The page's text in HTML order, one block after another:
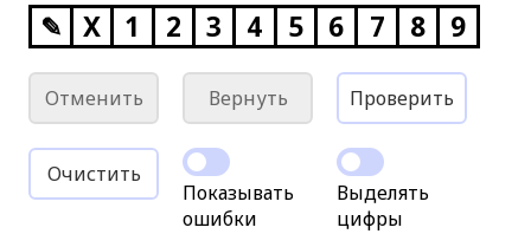
✎ X 1 2 3 4 5 6 7 8 9
Отменить Вернуть Проверить
Очистить
Показывать
ошибки
Выделять
цифры